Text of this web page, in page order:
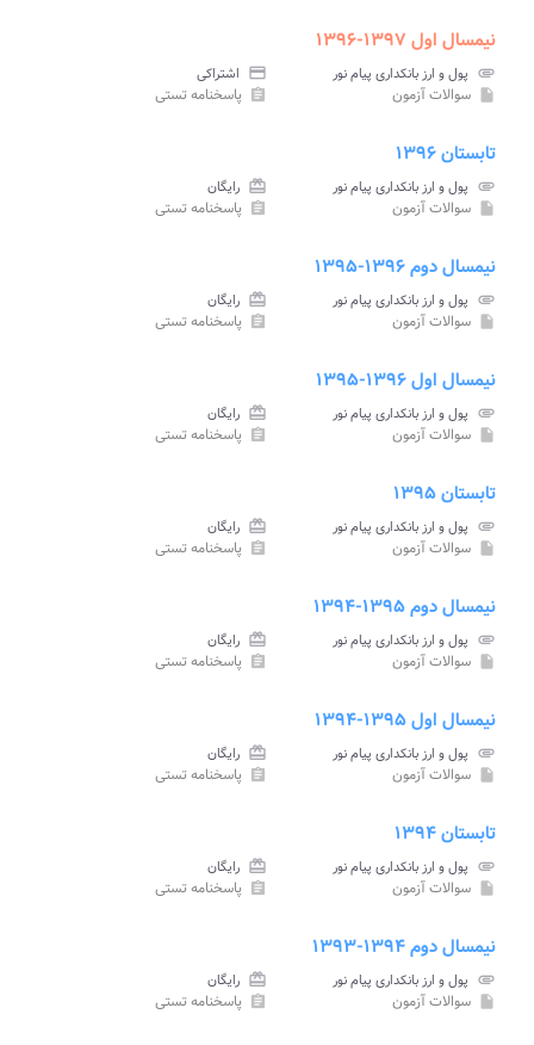
نیمسال اول ۱۳۹۷-۱۳۹۶
attachment پول و ارز بانکداری پیام نور credit_card اشتراکی
insert_drive_file سوالات آزمون assignment پاسخنامه تستی
تابستان ۱۳۹۶
attachment پول و ارز بانکداری پیام نور card_giftcard رایگان
insert_drive_file سوالات آزمون assignment پاسخنامه تستی
نیمسال دوم ۱۳۹۶-۱۳۹۵
attachment پول و ارز بانکداری پیام نور card_giftcard رایگان
insert_drive_file سوالات آزمون assignment پاسخنامه تستی
نیمسال اول ۱۳۹۶-۱۳۹۵
attachment پول و ارز بانکداری پیام نور card_giftcard رایگان
insert_drive_file سوالات آزمون assignment پاسخنامه تستی
تابستان ۱۳۹۵
attachment پول و ارز بانکداری پیام نور card_giftcard رایگان
insert_drive_file سوالات آزمون assignment پاسخنامه تستی
نیمسال دوم ۱۳۹۵-۱۳۹۴
attachment پول و ارز بانکداری پیام نور card_giftcard رایگان
insert_drive_file سوالات آزمون assignment پاسخنامه تستی
نیمسال اول ۱۳۹۵-۱۳۹۴
attachment پول و ارز بانکداری پیام نور card_giftcard رایگان
insert_drive_file سوالات آزمون assignment پاسخنامه تستی
تابستان ۱۳۹۴
attachment پول و ارز بانکداری پیام نور card_giftcard رایگان
insert_drive_file سوالات آزمون assignment پاسخنامه تستی
نیمسال دوم ۱۳۹۴-۱۳۹۳
attachment پول و ارز بانکداری پیام نور card_giftcard رایگان
insert_drive_file سوالات آزمون assignment پاسخنامه تستی